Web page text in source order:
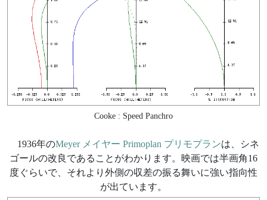
Cooke : Speed Panchro
1936年のMeyer メイヤー Primoplan プリモプランは、シネ
ゴールの改良であることがわかります。映画では半画角16
度ぐらいで、それより外側の収差の振る舞いに強い指向性
が出ています。